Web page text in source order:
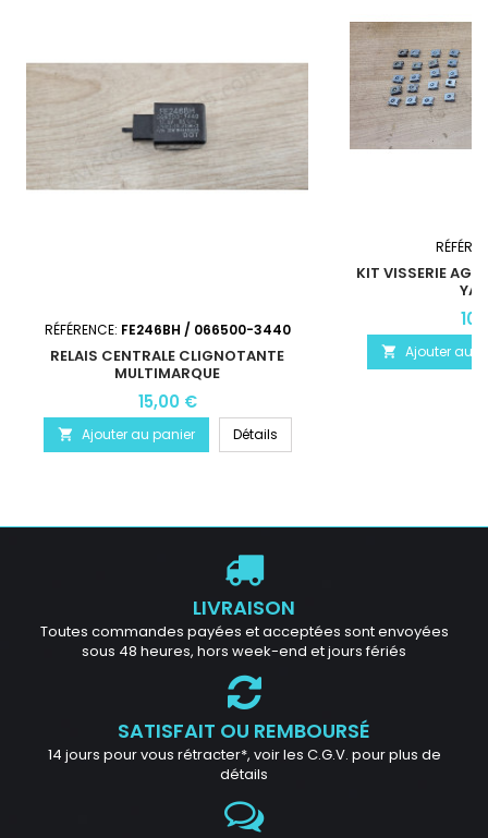
RÉFÉRENCE: FE246BH / 066500-3440
RELAIS CENTRALE CLIGNOTANTE
MULTIMARQUE
15,00 €
 Ajouter au panier Détails
KIT VISSERIE
 Ajouter au
LIVRAISON
Toutes commandes payées et acceptées sont envoyées
sous 48 heures, hors week-end et jours fériés
SATISFAIT OU REMBOURSÉ
14 jours pour vous rétracter*, voir les C.G.V. pour plus de
détails